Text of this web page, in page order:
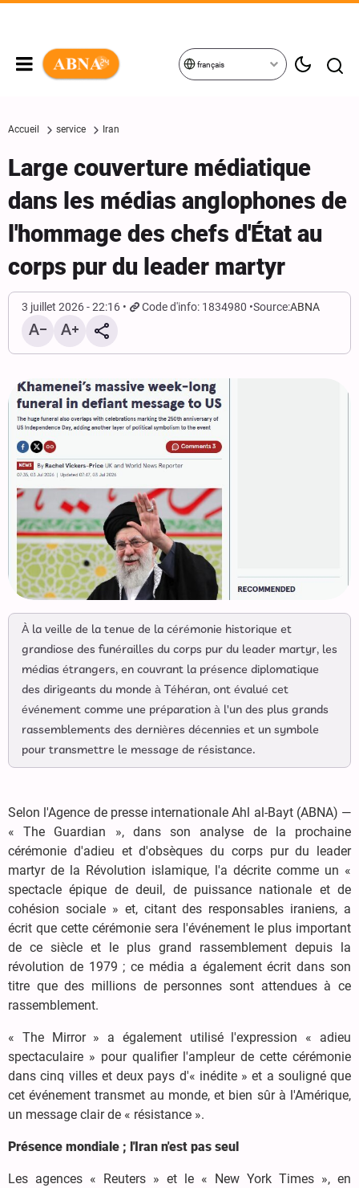
français
Accueil service Iran
Large couverture médiatique
dans les médias anglophones de
l'hommage des chefs d'État au
corps pur du leader martyr
3 juillet 2026 - 22:16 Code d'info: 1834980 Source:ABNA
À la veille de la tenue de la cérémonie historique et
grandiose des funérailles du corps pur du leader martyr, les
médias étrangers, en couvrant la présence diplomatique
des dirigeants du monde à Téhéran, ont évalué cet
événement comme une préparation à l'un des plus grands
rassemblements des dernières décennies et un symbole
pour transmettre le message de résistance.
Selon l'Agence de presse internationale Ahl al-Bayt (ABNA) —
« The Guardian », dans son analyse de la prochaine
cérémonie d'adieu et d'obsèques du corps pur du leader
martyr de la Révolution islamique, l'a décrite comme un «
spectacle épique de deuil, de puissance nationale et de
cohésion sociale » et, citant des responsables iraniens, a
écrit que cette cérémonie sera l'événement le plus important
de ce siècle et le plus grand rassemblement depuis la
révolution de 1979 ; ce média a également écrit dans son
titre que des millions de personnes sont attendues à ce
rassemblement.
« The Mirror » a également utilisé l'expression « adieu
spectaculaire » pour qualifier l'ampleur de cette cérémonie
dans cinq villes et deux pays d'« inédite » et a souligné que
cet événement transmet au monde, et bien sûr à l'Amérique,
un message clair de « résistance ».
Présence mondiale ; l'Iran n'est pas seul
Les agences « Reuters » et le « New York Times », en